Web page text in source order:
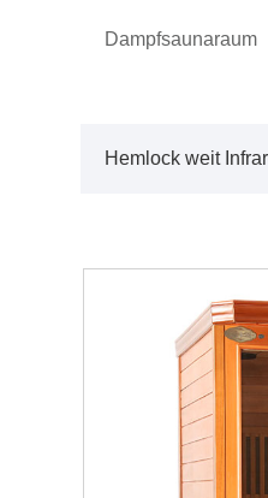
Dampfsaunaraum
Hemlock weit